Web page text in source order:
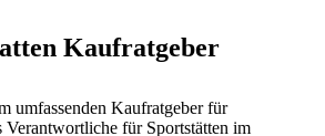
Kaufratgeber
umfassenden Kaufratgeber für
für Sportstätten im